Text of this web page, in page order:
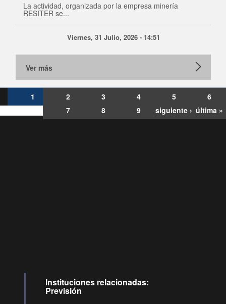
La actividad, organizada por la empresa minería
RESITER se...
Viernes, 31 Julio, 2026 - 14:51
Ver más
1 2 3 4 5
6
7
8 9 siguiente › última »
Instituciones relacionadas:
Previsión